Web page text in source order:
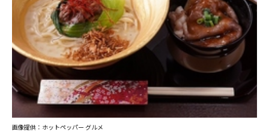
画像提供：ホットペッパー グルメ